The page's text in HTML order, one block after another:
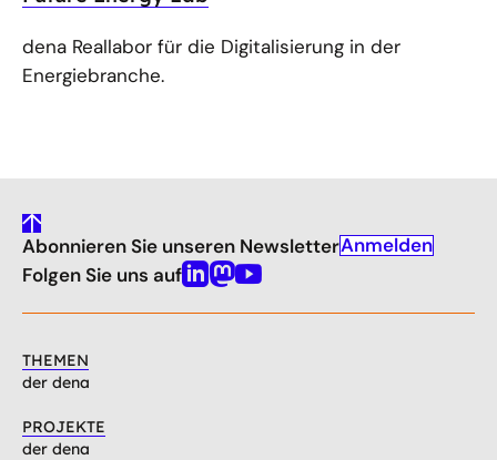
dena Reallabor für die Digitalisierung in der
Energiebranche.
gehe
nach
oben
Abonnieren Sie unseren NewsletterAnmelden
Folgen Sie uns aufLinkedin
Mastodon
Youtube
THEMEN
der dena
PROJEKTE
der dena